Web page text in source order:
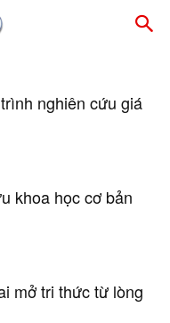
nghiên cứu giá
khoa học cơ bản
mở tri thức từ lòng